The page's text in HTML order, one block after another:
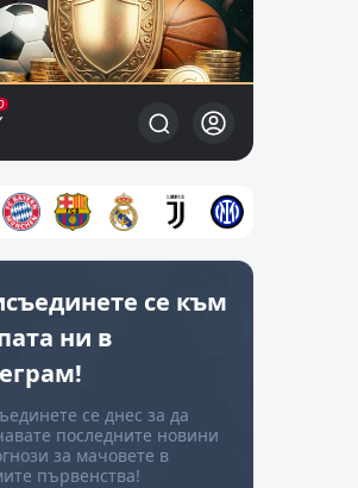
се към
ни в
се днес за да
последните новини
за мачовете в
първенства!